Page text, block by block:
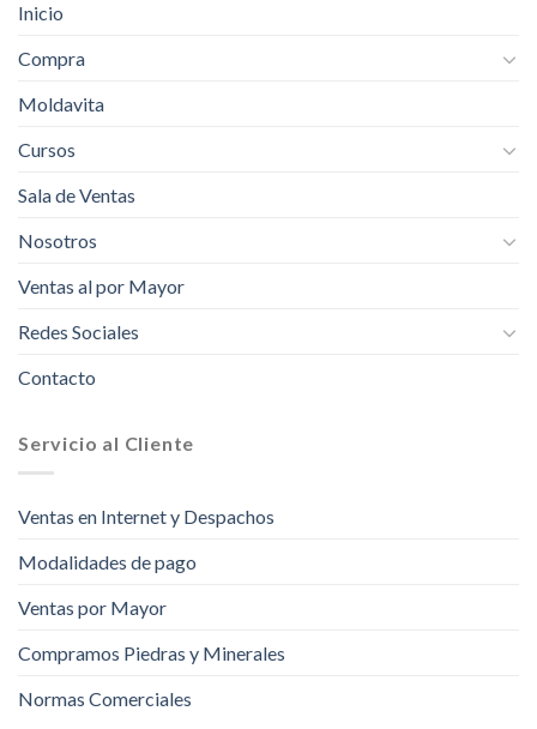
Inicio
Compra
Moldavita
Cursos
Sala de Ventas
Nosotros
Ventas al por Mayor
Redes Sociales
Contacto
Servicio al Cliente
Ventas en Internet y Despachos
Modalidades de pago
Ventas por Mayor
Compramos Piedras y Minerales
Normas Comerciales